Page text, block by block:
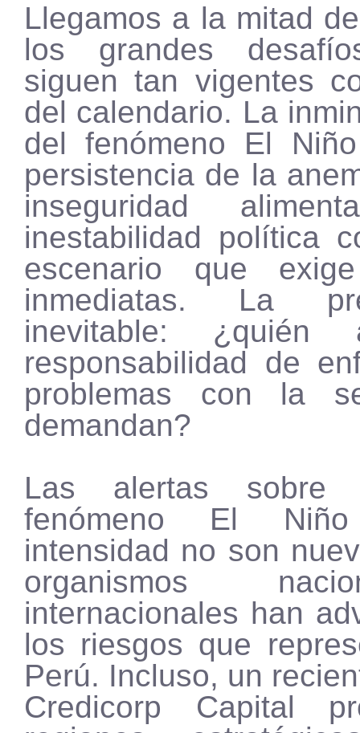
Llegamos a la mitad
los grandes
siguen tan vigentes
del calendario. La
del fenómeno El
persistencia de la
inseguridad
inestabilidad política
escenario que
inmediatas. La
inevitable: ¿quién
responsabilidad de
problemas con la
demandan?
Las alertas sobre
fenómeno El
intensidad no son
organismos
internacionales han
los riesgos que
Perú. Incluso, un
Credicorp Capital